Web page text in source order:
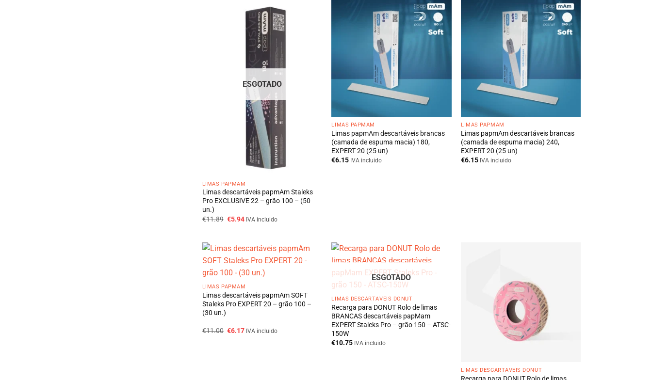
ESGOTADO
LIMAS PAPMAM
Limas descartáveis papmAm Staleks
Pro EXCLUSIVE 22 – grão 100 – (50
un.)
€11.89 O
€11.89.
€5.94O
€5.94.
IVA incluido
LIMAS PAPMAM
Limas papmAm descartáveis brancas
(camada de espuma macia) 180,
EXPERT 20 (25 un)
€6.15 IVA incluido
LIMAS PAPMAM
Limas papmAm descartáveis brancas
(camada de espuma macia) 240,
EXPERT 20 (25 un)
€6.15 IVA incluido
LIMAS PAPMAM
Limas descartáveis papmAm SOFT
Staleks Pro EXPERT 20 – grão 100 –
(30 un.)
€11.00 O
€6.17OIVA incluido
ESGOTADO
LIMAS DESCARTÁVEIS DONUT
Recarga para DONUT Rolo de limas
BRANCAS descartáveis papMam
EXPERT Staleks Pro – grão 150 – ATSC-
150W
€10.75 IVA incluido
LIMAS DESCARTÁVEIS DONUT